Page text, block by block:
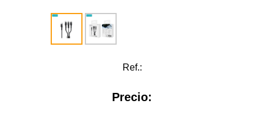
Ref.:
Precio: